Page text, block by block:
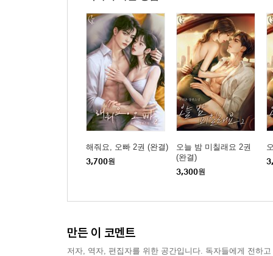
해줘요, 오빠 2권 (완결)
3,700원
오늘 밤 미칠래요 2권
(완결)
3,300원
만든 이 코멘트
저자, 역자, 편집자를 위한 공간입니다. 독자들에게 전하